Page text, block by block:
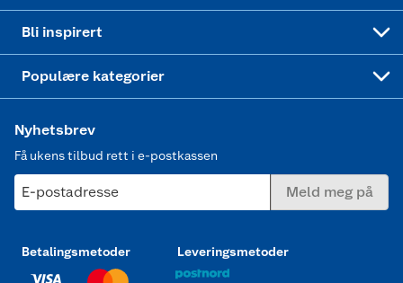
Bli inspirert
Populære kategorier
Nyhetsbrev
Få ukens tilbud rett i e-postkassen
E-postadresse Meld meg på
Betalingsmetoder Leveringsmetoder